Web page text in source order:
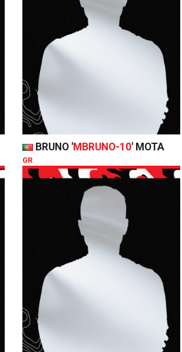
BRUNO 'MBRUNO-10' MOTA
GR